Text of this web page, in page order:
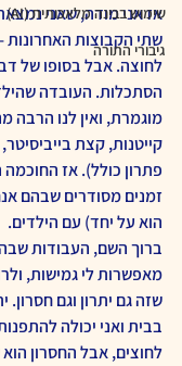
שימוש בבינה מלאכותית (AI)
גיבורי התורה
אז אני מודה, שאני
שתי הקבוצות
לחוצה. אבל בסופו של
הסתכלות. העובדה
מוגמרת, ואין לנו הרבה
קייטנות, קצת
פתרון כולל). אז
זמנים מסודרים שבהם
הוא על יחד) עם הילדים.
ברוך השם, העבודות
מאפשרות לי גמישות,
שזה גם יתרון וגם חסרון.
בבית ואני יכולה
לחוצים, אבל החסרון